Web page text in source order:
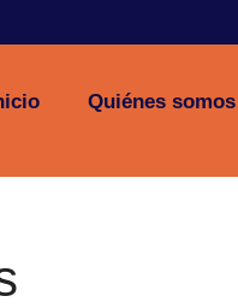
Quiénes somos